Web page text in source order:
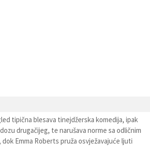
tipična blesava tinejdžerska komedija, ipak
drugačijeg, te narušava norme sa odličnim
Emma Roberts pruža osvježavajuće ljuti